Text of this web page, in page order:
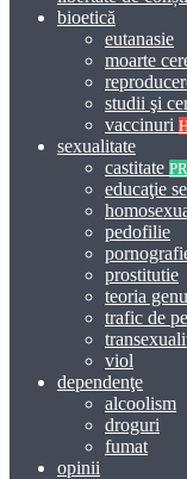
bioetică
eutanasie
moarte
studii şi
vaccinuri
sexualitate
castitate
educaţie
pedofilie
prostitutie
teoria
trafic de
viol
dependenţe
alcoolism
droguri
fumat
opinii